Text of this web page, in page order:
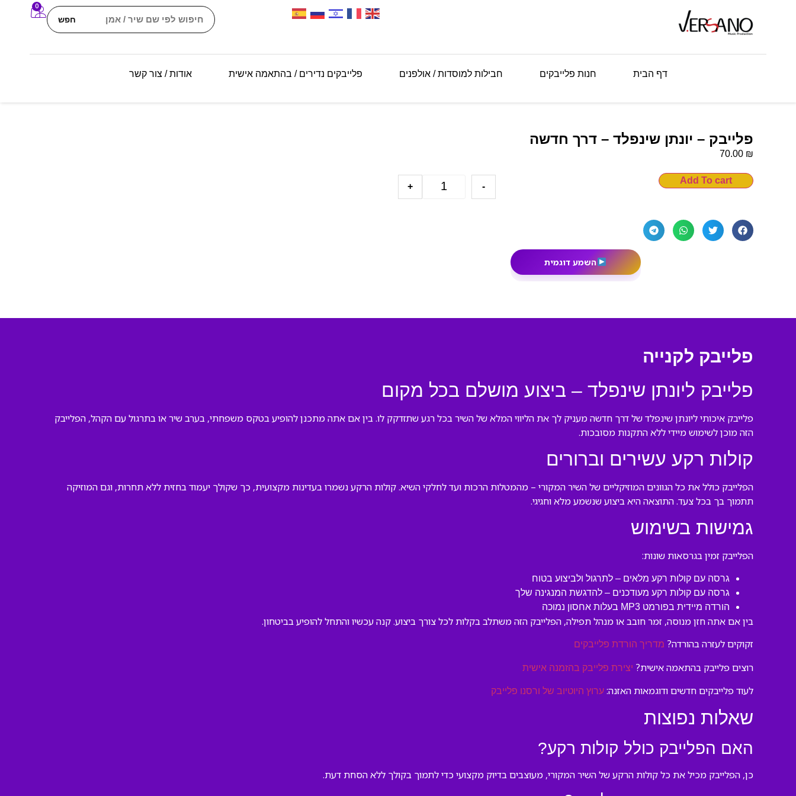
חפש
0
דף הבית חנות פלייבקים חבילות למוסדות / אולפנים פלייבקים נדירים / בהתאמה אישית אודות / צור קשר
פלייבק – יונתן שינפלד – דרך חדשה
70.00 ₪
-
+
Add To cart
השמע דוגמית
פלייבק לקנייה
פלייבק ליונתן שינפלד – ביצוע מושלם בכל מקום
פלייבק איכותי ליונתן שינפלד של דרך חדשה מעניק לך את הליווי המלא של השיר בכל רגע שתזדקק לו. בין אם אתה מתכנן להופיע בטקס משפחתי, בערב שיר או בתרגול עם הקהל, הפלייבק
הזה מוכן לשימוש מיידי ללא התקנות מסובכות.
קולות רקע עשירים וברורים
הפלייבק כולל את כל הגוונים המוזיקליים של השיר המקורי – מהמטלות הרכות ועד לחלקי השיא. קולות הרקע נשמרו בעדינות מקצועית, כך שקולך יעמוד בחזית ללא תחרות, וגם המוזיקה
תתמוך בך בכל צעד. התוצאה היא ביצוע שנשמע מלא וחגיגי.
גמישות בשימוש
הפלייבק זמין בגרסאות שונות:
גרסה עם קולות רקע מלאים – לתרגול ולביצוע בטוח
גרסה עם קולות רקע מעודכנים – להדגשת המנגינה שלך
הורדה מיידית בפורמט MP3 בעלות אחסון נמוכה
בין אם אתה חזן מנוסה, זמר חובב או מנהל תפילה, הפלייבק הזה משתלב בקלות לכל צורך ביצוע. קנה עכשיו והתחל להופיע בביטחון.
זקוקים לעזרה בהורדה? מדריך הורדת פלייבקים
רוצים פלייבק בהתאמה אישית? יצירת פלייבק בהזמנה אישית
לעוד פלייבקים חדשים ודוגמאות האזנה: ערוץ היוטיוב של ורסנו פלייבק
שאלות נפוצות
האם הפלייבק כולל קולות רקע?
כן, הפלייבק מכיל את כל קולות הרקע של השיר המקורי, מעוצבים בדיוק מקצועי כדי לתמוך בקולך ללא הסחת דעת.